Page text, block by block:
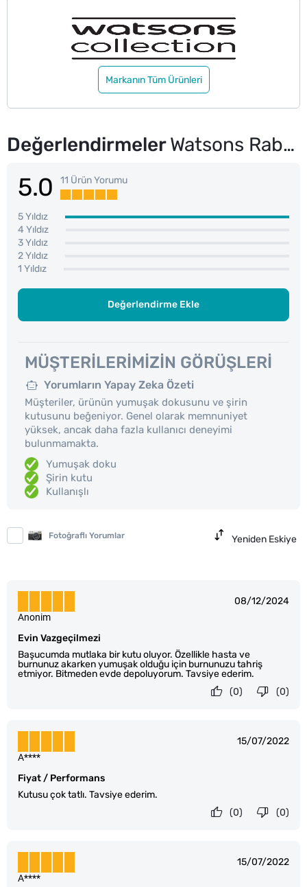
Markanın Tüm Ürünleri
DeğerlendirmelerWatsons Rabbit Kutu Mendil 60 Adet
5.0 11 Ürün Yorumu
5 Yıldız
4 Yıldız
3 Yıldız
2 Yıldız
1 Yıldız
Değerlendirme Ekle
MÜŞTERILERIMIZIN GÖRÜŞLERI
Yorumların Yapay Zeka Özeti
Müşteriler, ürünün yumuşak dokusunu ve şirin
kutusunu beğeniyor. Genel olarak memnuniyet
yüksek, ancak daha fazla kullanıcı deneyimi
bulunmamakta.
Yumuşak doku
Şirin kutu
Kullanışlı
Fotoğraflı Yorumlar Yeniden Eskiye
08/12/2024
Evin Vazgeçilmezi
Başucumda mutlaka bir kutu oluyor. Özellikle hasta ve
burnunuz akarken yumuşak olduğu için burnunuzu tahriş
etmiyor. Bitmeden evde depoluyorum. Tavsiye ederim.
Anonim
(0)
(0)
15/07/2022
Fiyat / Performans
Kutusu çok tatlı. Tavsiye ederim.
A****
(0)
(0)
15/07/2022
A****